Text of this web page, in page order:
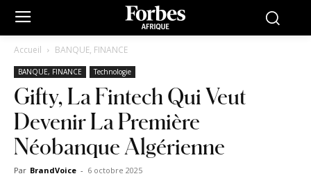
Accueil BANQUE, FINANCE
BANQUE, FINANCE Technologie
Gifty, La Fintech Qui Veut
Devenir La Première
Néobanque Algérienne
Par BrandVoice - 6 octobre 2025